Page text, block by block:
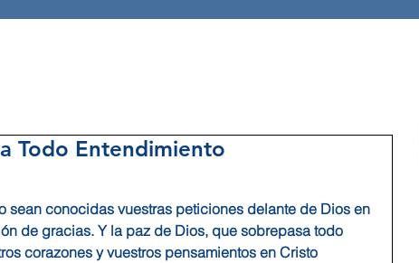
Todo Entendimiento
sean conocidas vuestras peticiones delante de Dios en
de gracias. Y la paz de Dios, que sobrepasa todo
corazones y vuestros pensamientos en Cristo